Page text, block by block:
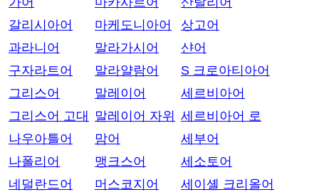
갈리시아어
과라니어
구자라트어
그리스어
그리스어 고대
나우아틀어
나폴리어
네덜란드어
마케도니아어
말라가시어
말라얄람어
말레이어
말레이어 자위
맘어
맹크스어
머스코지어
상고어
샨어
S 크로아티아어
세르비아어
세르비아어 로
세부어
세소토어
세이셸 크리올어